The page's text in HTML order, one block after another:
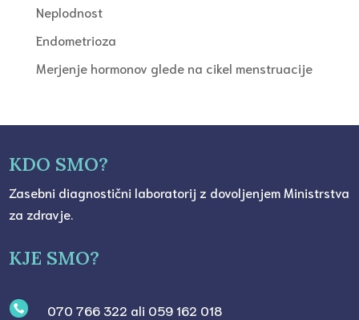
Neplodnost
Endometrioza
Merjenje hormonov glede na cikel menstruacije
KDO SMO?
Zasebni diagnostični laboratorij z dovoljenjem Ministrstva
za zdravje.
KJE SMO?
 070 766 322 ali 059 162 018